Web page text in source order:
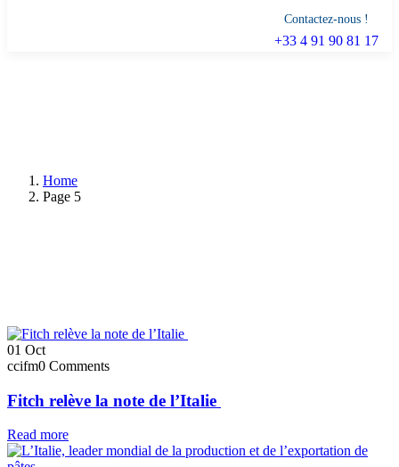
Contactez-nous !
+33 4 91 90 81 17
Home
Page 5
01 Oct
ccifm0 Comments
Fitch relève la note de l’Italie
Read more